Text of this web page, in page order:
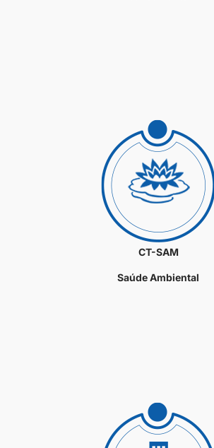
CT-SAM
Saúde Ambiental